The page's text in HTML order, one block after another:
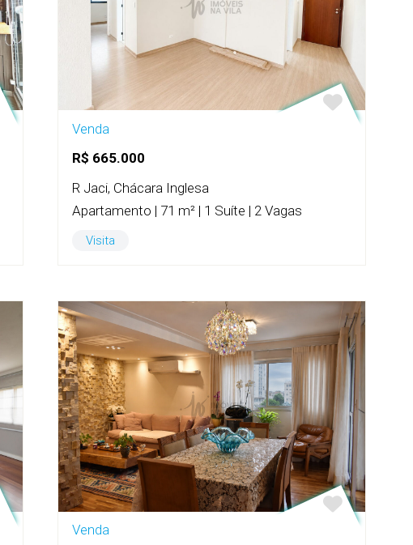
Venda
R$ 665.000
R Jaci, Chácara Inglesa
Apartamento | 71 m² | 1 Suíte | 2 Vagas
Visita
Venda